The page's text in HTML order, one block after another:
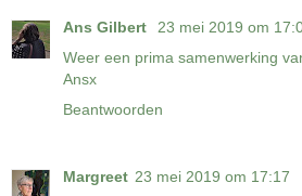
Ans Gilbert
23 mei 2019 om
Weer een prima samenwerking
Ansx
Beantwoorden
Margreet 23 mei 2019 om 17:17